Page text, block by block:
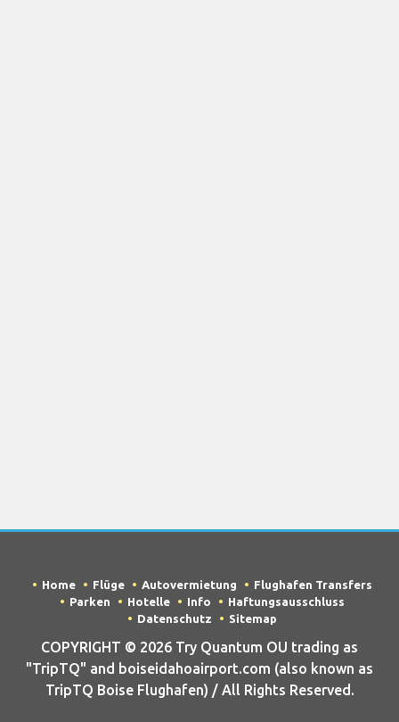
Home Flüge Autovermietung
Flughafen Transfers
Parken
Hotelle Info
Haftungsausschluss
Datenschutz
Sitemap
COPYRIGHT © 2026 Try Quantum OU trading as
"TripTQ" and boiseidahoairport.com (also known as
TripTQ Boise Flughafen) / All Rights Reserved.